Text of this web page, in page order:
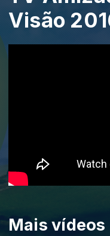
Visão
Mais vídeos